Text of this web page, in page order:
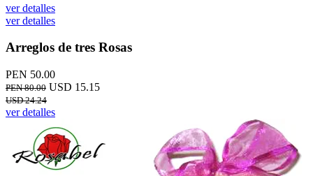
ver detalles
ver detalles
Arreglos de tres Rosas
PEN 50.00
PEN 80.00 USD 15.15
USD 24.24
ver detalles